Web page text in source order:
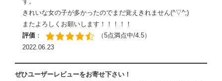
きれいな女の子が多かったのでまだ覚えきれません(^▽^;)
またよろしくお願いします！！！！！
評価 ：
（5点満点中/4.5）
2022.06.23
ぜひユーザーレビューをお寄せ下さい！